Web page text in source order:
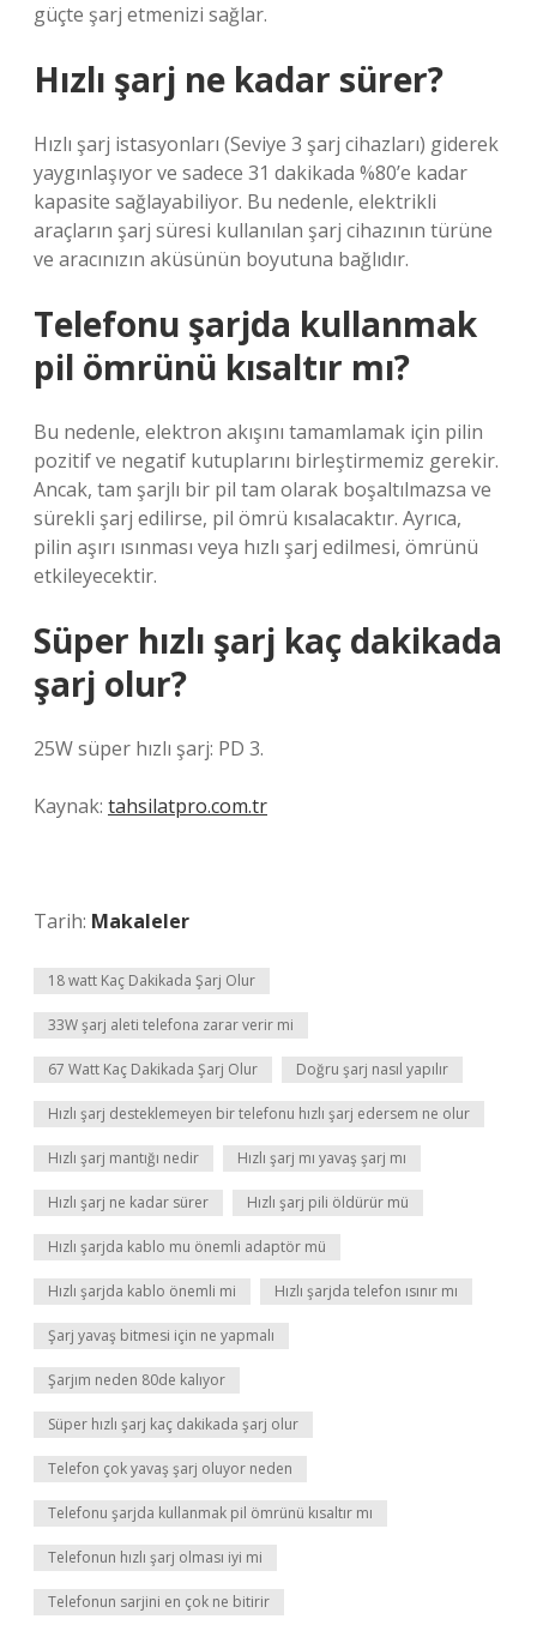
güçte şarj etmenizi sağlar.
Hızlı şarj ne kadar sürer?
Hızlı şarj istasyonları (Seviye 3 şarj cihazları) giderek
yaygınlaşıyor ve sadece 31 dakikada %80’e kadar
kapasite sağlayabiliyor. Bu nedenle, elektrikli
araçların şarj süresi kullanılan şarj cihazının türüne
ve aracınızın aküsünün boyutuna bağlıdır.
Telefonu şarjda kullanmak
pil ömrünü kısaltır mı?
Bu nedenle, elektron akışını tamamlamak için pilin
pozitif ve negatif kutuplarını birleştirmemiz gerekir.
Ancak, tam şarjlı bir pil tam olarak boşaltılmazsa ve
sürekli şarj edilirse, pil ömrü kısalacaktır. Ayrıca,
pilin aşırı ısınması veya hızlı şarj edilmesi, ömrünü
etkileyecektir.
Süper hızlı şarj kaç dakikada
şarj olur?
25W süper hızlı şarj: PD 3.
Kaynak: tahsilatpro.com.tr
Tarih: Makaleler
18 watt Kaç Dakikada Şarj Olur
33W şarj aleti telefona zarar verir mi
67 Watt Kaç Dakikada Şarj Olur Doğru şarj nasıl yapılır
Hızlı şarj desteklemeyen bir telefonu hızlı şarj edersem ne olur
Hızlı şarj mantığı nedir Hızlı şarj mı yavaş şarj mı
Hızlı şarj ne kadar sürer Hızlı şarj pili öldürür mü
Hızlı şarjda kablo mu önemli adaptör mü
Hızlı şarjda kablo önemli mi Hızlı şarjda telefon ısınır mı
Şarj yavaş bitmesi için ne yapmalı
Şarjım neden 80de kalıyor
Süper hızlı şarj kaç dakikada şarj olur
Telefon çok yavaş şarj oluyor neden
Telefonu şarjda kullanmak pil ömrünü kısaltır mı
Telefonun hızlı şarj olması iyi mi
Telefonun sarjini en çok ne bitirir